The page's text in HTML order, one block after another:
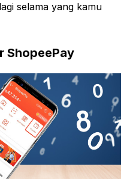
selama yang kamu
ShopeePay